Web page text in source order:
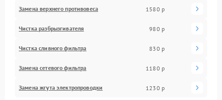
Замена верхнего противовеса 1580 р
Чистка разбрызгивателя 980 р
Чистка сливного фильтра 830 р
Замена сетевого фильтра 1180 р
Замена жгута электропроводки 1230 р